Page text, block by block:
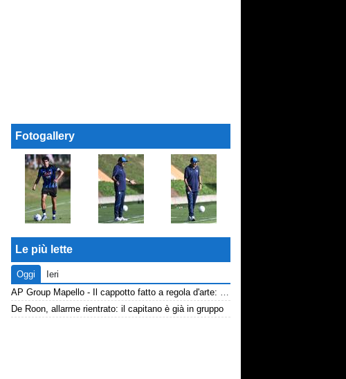
Fotogallery
Le più lette
Oggi
Ieri
AP Group Mapello - Il cappotto fatto a regola d'arte: qualità certificata ICMQ
De Roon, allarme rientrato: il capitano è già in gruppo